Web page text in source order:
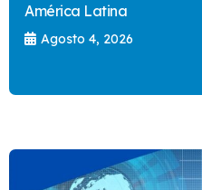
América Latina
Agosto 4, 2026